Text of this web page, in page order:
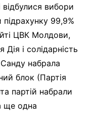
вибори
99,9%
ЦВК Молдови,
і солідарність
набрала
блок (Партія
партій набрали
ще одна